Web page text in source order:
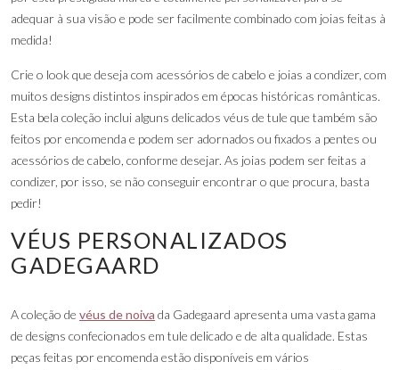
adequar à sua visão e pode ser facilmente combinado com joias feitas à
medida!
Crie o look que deseja com acessórios de cabelo e joias a condizer, com
muitos designs distintos inspirados em épocas históricas românticas.
Esta bela coleção inclui alguns delicados véus de tule que também são
feitos por encomenda e podem ser adornados ou fixados a pentes ou
acessórios de cabelo, conforme desejar. As joias podem ser feitas a
condizer, por isso, se não conseguir encontrar o que procura, basta
pedir!
VÉUS PERSONALIZADOS
GADEGAARD
A coleção de véus de noiva da Gadegaard apresenta uma vasta gama
de designs confecionados em tule delicado e de alta qualidade. Estas
peças feitas por encomenda estão disponíveis em vários